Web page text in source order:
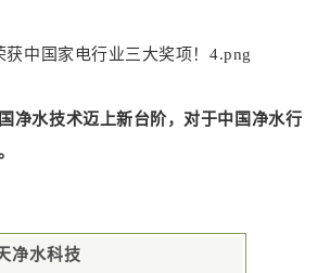
净水技术迈上新台阶，对于中国净水行
净水科技